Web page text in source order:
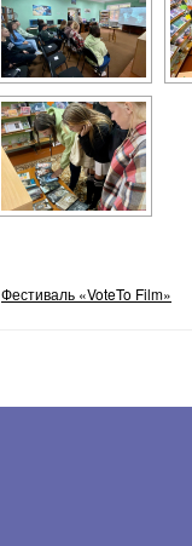
Фестиваль «VoteTo Film»